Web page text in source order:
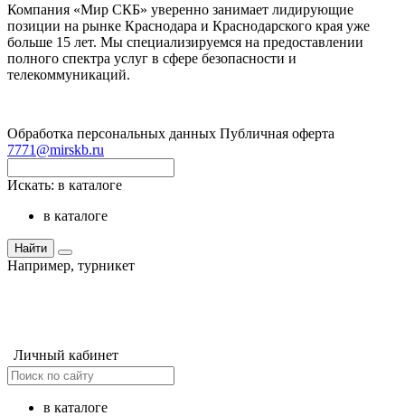
Компания «Мир СКБ» уверенно занимает лидирующие
позиции на рынке Краснодара и Краснодарского края уже
больше 15 лет. Мы специализируемся на предоставлении
полного спектра услуг в сфере безопасности и
телекоммуникаций.
Обработка персональных данных Публичная оферта
7771@mirskb.ru
Искать: в каталоге
в каталоге
Найти
Например, турникет
Личный кабинет
в каталоге